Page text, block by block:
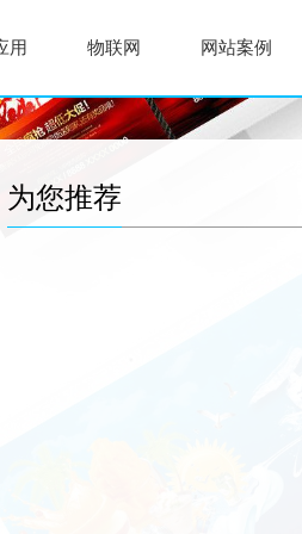
用 物联网 网站案例
为您推荐